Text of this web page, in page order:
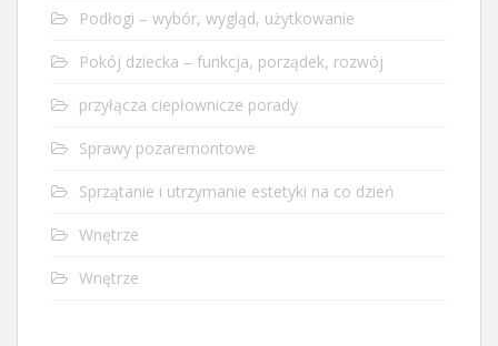
Podłogi – wybór, wygląd, użytkowanie
Pokój dziecka – funkcja, porządek, rozwój
przyłącza ciepłownicze porady
Sprawy pozaremontowe
Sprzątanie i utrzymanie estetyki na co dzień
Wnętrze
Wnętrze